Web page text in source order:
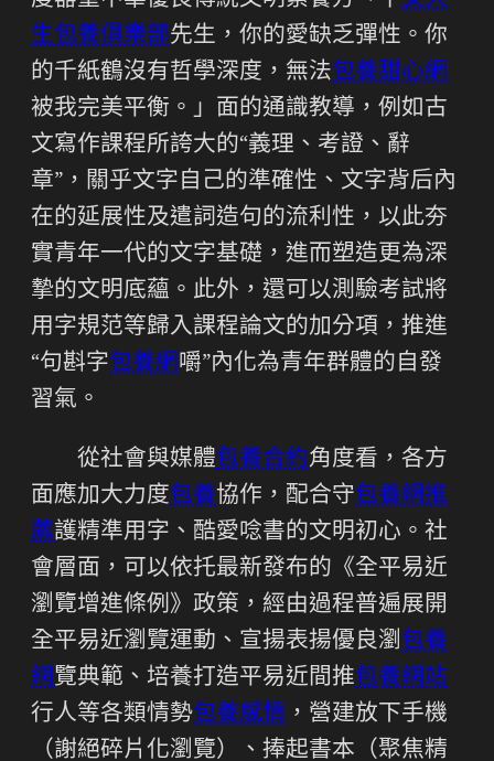
生包養俱樂部先生，你的愛缺乏彈性。你
的千紙鶴沒有哲學深度，無法包養甜心網
被我完美平衡。」面的通識教導，例如古
文寫作課程所誇大的“義理、考證、辭
章”，關乎文字自己的準確性、文字背后內
在的延展性及遣詞造句的流利性，以此夯
實青年一代的文字基礎，進而塑造更為深
摯的文明底蘊。此外，還可以測驗考試將
用字規范等歸入課程論文的加分項，推進
“句斟字包養網嚼”內化為青年群體的自發
習氣。
從社會與媒體包養合約角度看，各方
面應加大力度包養協作，配合守包養網推
薦護精準用字、酷愛唸書的文明初心。社
會層面，可以依托最新發布的《全平易近
瀏覽增進條例》政策，經由過程普遍展開
全平易近瀏覽運動、宣揚表揚優良瀏包養
網覽典範、培養打造平易近間推包養網站
行人等各類情勢包養感情 ，營建放下手機
（謝絕碎片化瀏覽）、捧起書本（聚焦精